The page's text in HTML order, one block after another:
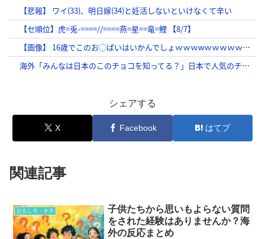
シェアする
X Facebook はてブ
関連記事
おもしろ・ネタ
子供たちから思いもよらない質問
をされた経験はありませんか？海
外の反応まとめ